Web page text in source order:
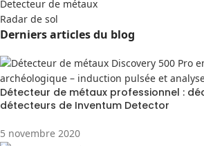
Detecteur de métaux
Radar de sol
Derniers articles du blog
Détecteur de métaux professionnel :
détecteurs de Inventum Detector
5 novembre 2020